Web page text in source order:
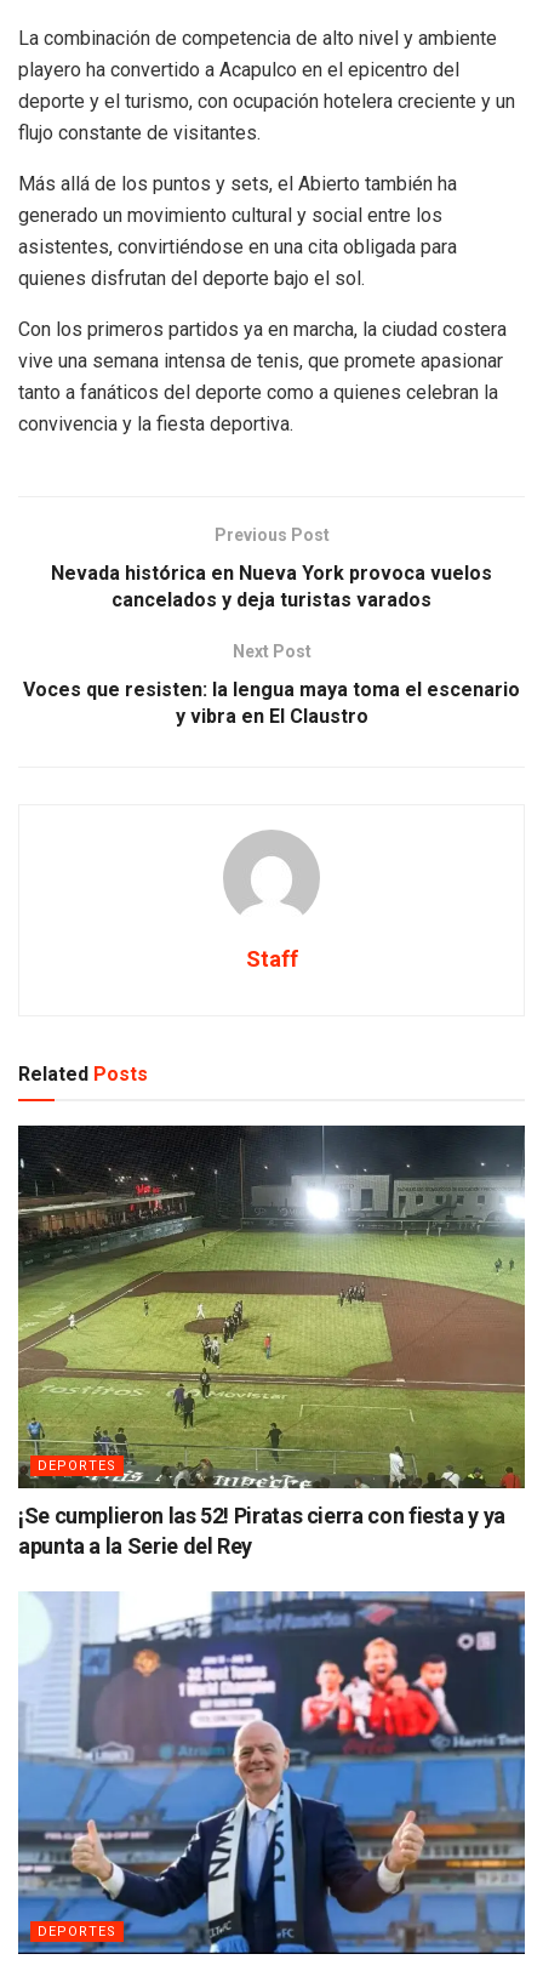
La combinación de competencia de alto nivel y ambiente
playero ha convertido a Acapulco en el epicentro del
deporte y el turismo, con ocupación hotelera creciente y un
flujo constante de visitantes.
Más allá de los puntos y sets, el Abierto también ha
generado un movimiento cultural y social entre los
asistentes, convirtiéndose en una cita obligada para
quienes disfrutan del deporte bajo el sol.
Con los primeros partidos ya en marcha, la ciudad costera
vive una semana intensa de tenis, que promete apasionar
tanto a fanáticos del deporte como a quienes celebran la
convivencia y la fiesta deportiva.
Previous Post
Nevada histórica en Nueva York provoca vuelos
cancelados y deja turistas varados
Next Post
Voces que resisten: la lengua maya toma el escenario
y vibra en El Claustro
Staff
Related Posts
DEPORTES
¡Se cumplieron las 52! Piratas cierra con fiesta y ya
apunta a la Serie del Rey
DEPORTES